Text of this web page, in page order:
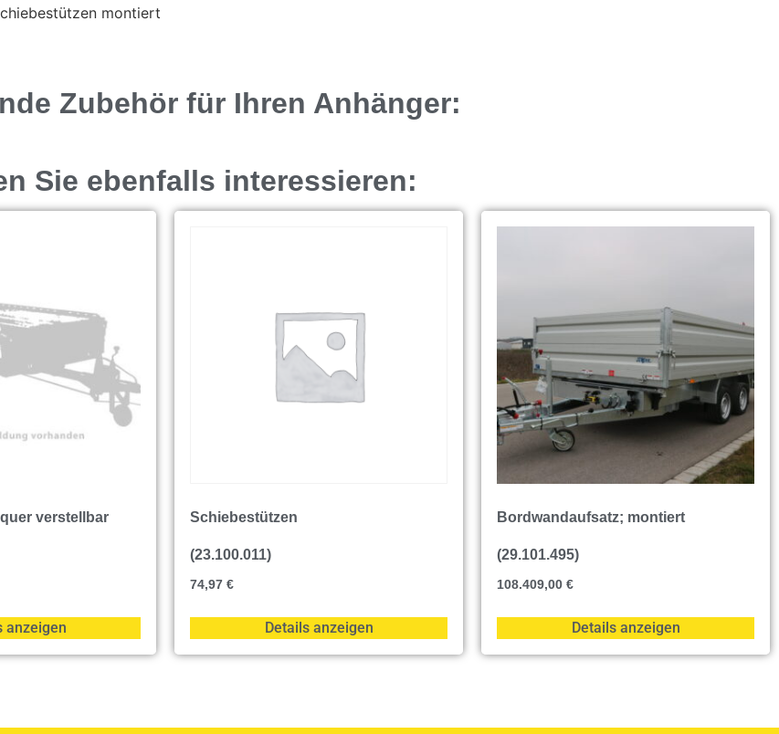
montiert
Zubehör für Ihren Anhänger:
Sie ebenfalls interessieren:
verstellbar
anzeigen
Schiebestützen
(23.100.011)
74,97 €
Details anzeigen
Bordwandaufsatz; montiert
(29.101.495)
108.409,00 €
Details anzeigen